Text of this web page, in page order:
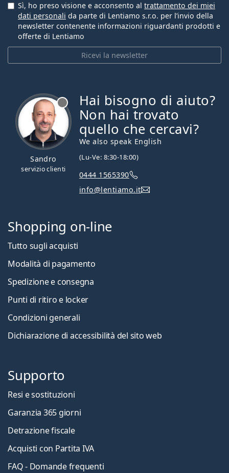
Ricevi la newsletter
Sì, ho preso visione e acconsento al trattamento dei miei
dati personali da parte di Lentiamo s.r.o. per l’invio della
newsletter contenente informazioni riguardanti prodotti e
offerte di Lentiamo
Sandro
servizio clienti
Hai bisogno di aiuto?
Non hai trovato
quello che cercavi?
We also speak English
(Lu-Ve: 8:30-18:00)
0444 1565390
info@lentiamo.it
Shopping on-line
Tutto sugli acquisti
Modalità di pagamento
Spedizione e consegna
Punti di ritiro e locker
Condizioni generali
Dichiarazione di accessibilità del sito web
Supporto
Resi e sostituzioni
Garanzia 365 giorni
Detrazione fiscale
Acquisti con Partita IVA
FAQ - Domande frequenti